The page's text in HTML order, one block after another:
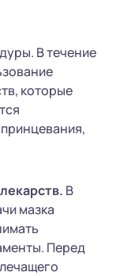
В течение
которые
В
мазка
Перед